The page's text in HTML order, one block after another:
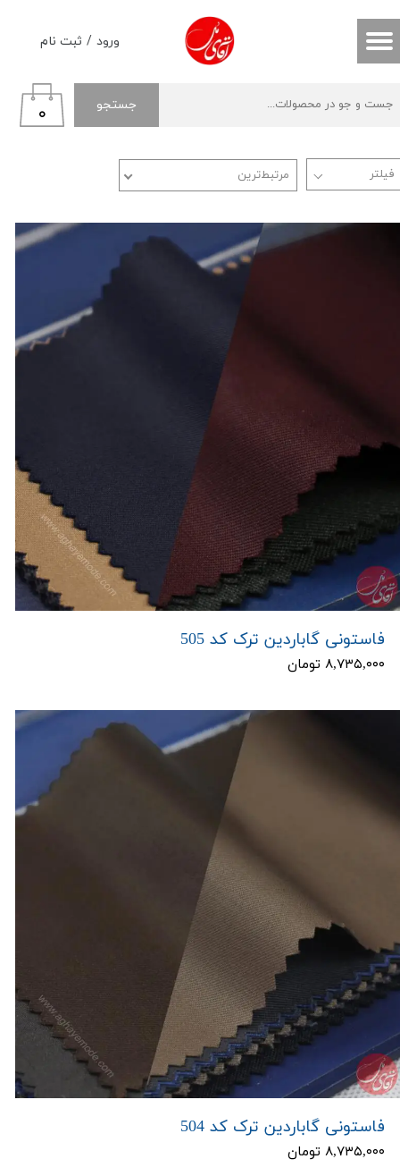
ورود / ثبت نام
حساب کاربری من
خروج از حساب کاربری
جستجو ۰
مرتبط‌ترین
فاستونی گاباردین ترک کد 505
۸,۷۳۵,۰۰۰ تومان
فاستونی گاباردین ترک کد 504
۸,۷۳۵,۰۰۰ تومان